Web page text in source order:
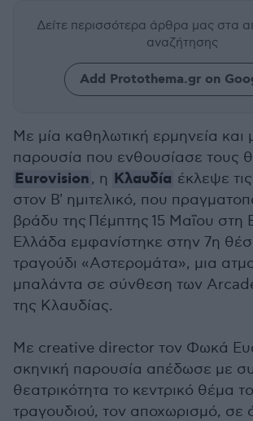
Δείτε περισσότερα άρθρα μας στα
αναζήτησης
Add Protothema.gr on
Με μία καθηλωτική ερμηνεία και
παρουσία που ενθουσίασε τους
Eurovision, η Κλαυδία έκλεψε
στον Β' ημιτελικό, που
βράδυ της Πέμπτης 15 Μαΐου στη
Ελλάδα εμφανίστηκε στην 7η
τραγούδι «Αστερομάτα», μια
μπαλάντα σε σύνθεση των Arcade
της Κλαυδίας.
Με creative director τον Φωκά
σκηνική παρουσία απέδωσε με
θεατρικότητα το κεντρικό θέμα
τραγουδιού, τον αποχωρισμό, σε